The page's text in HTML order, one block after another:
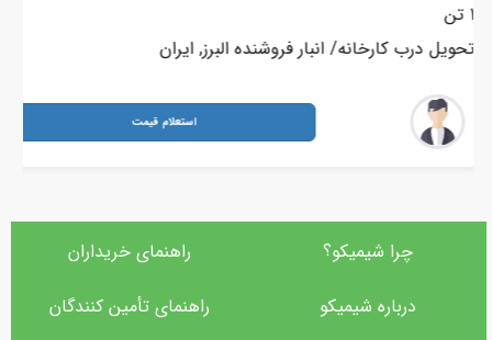
انبار فروشنده تهران, ایران
1 تن
تحویل درب کارخانه/ انبار فروشنده البرز, ایران
استعلام قیمت
چرا شیمیکو؟
درباره شیمیکو
راهنمای خریداران
راهنمای تأمین‌ کنندگان